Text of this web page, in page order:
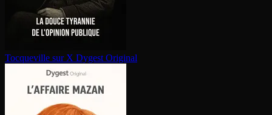
Tocqueville sur X Dygest Original